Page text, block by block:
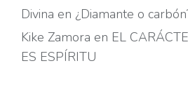
Divina en ¿Diamante o
Kike Zamora en EL
ES ESPÍRITU